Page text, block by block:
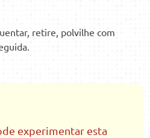
retire, polvilhe com
experimentar esta